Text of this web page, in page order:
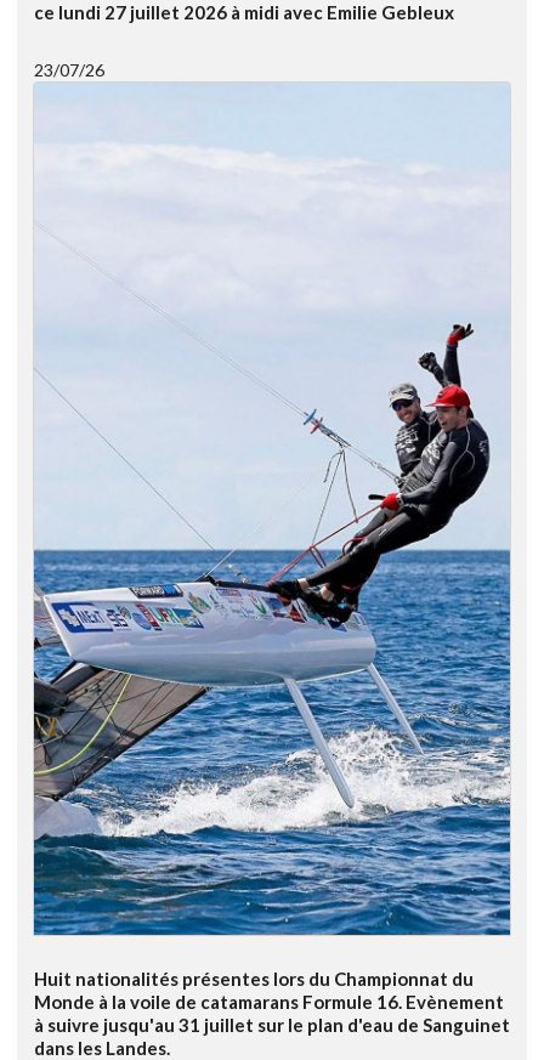
ce lundi 27 juillet 2026 à midi avec Emilie Gebleux
23/07/26
Huit nationalités présentes lors du Championnat du
Monde à la voile de catamarans Formule 16. Evènement
à suivre jusqu'au 31 juillet sur le plan d'eau de Sanguinet
dans les Landes.